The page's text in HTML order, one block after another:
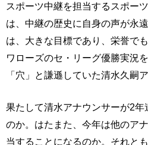
スポーツ中継を担当するスポー
は、中継の歴史に自身の声が永
は、大きな目標であり、栄誉で
ワローズのセ・リーグ優勝実況
「穴」と謙遜していた清水久嗣
果たして清水アナウンサーが2
のか。はたまた、今年は他のア
当することになるのか。それと